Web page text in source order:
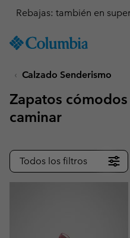
TO
SKIP
MAIN
NAV
SEARCH
Consigue un 10
Calzado Senderismo
Zapatos
caminar
Todos los filtros